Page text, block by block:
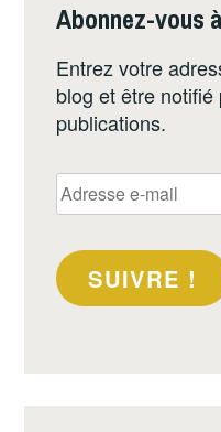
Abonnez-vous
Entrez votre
blog et être
publications.
Adresse
e-
SUIVRE !